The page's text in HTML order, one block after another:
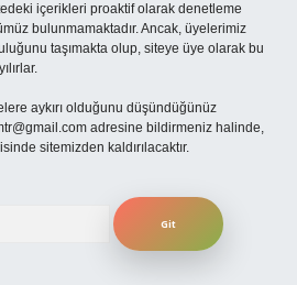
içerikleri proaktif olarak denetleme
bulunmamaktadır. Ancak, üyelerimiz
taşımakta olup, siteye üye olarak bu
aykırı olduğunu düşündüğünüz
adresine bildirmeniz halinde,
sitemizden kaldırılacaktır.